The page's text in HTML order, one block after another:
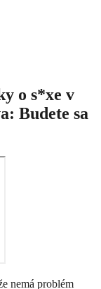
o s*xe v
Budete sa
nemá problém